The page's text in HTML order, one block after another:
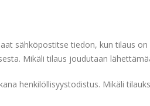
sähköpostitse tiedon, kun tilaus
Mikäli tilaus joudutaan
henkilöllisyystodistus. Mikäli